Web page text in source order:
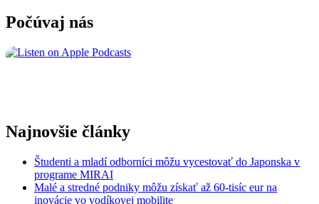
Počúvaj nás
Najnovšie články
Študenti a mladí odborníci môžu vycestovať do Japonska v
programe MIRAI
Malé a stredné podniky môžu získať až 60-tisíc eur na
inovácie vo vodíkovej mobilite